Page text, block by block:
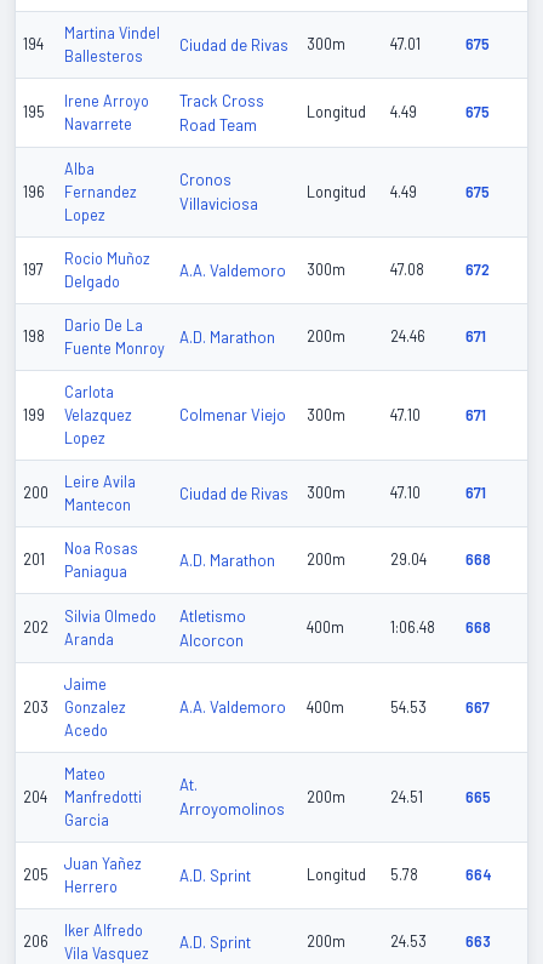
194
Martina Vindel
Ballesteros
Ciudad de Rivas 300m 47.01 675
195
Irene Arroyo
Navarrete
Track Cross
Road Team
Longitud 4.49 675
196
Alba
Fernandez
Lopez
Cronos
Villaviciosa
Longitud 4.49 675
197
Rocio Muñoz
Delgado
A.A. Valdemoro 300m 47.08 672
198
Dario De La
Fuente Monroy
A.D. Marathon 200m 24.46 671
199
Carlota
Velazquez
Lopez
Colmenar Viejo 300m 47.10 671
200
Leire Avila
Mantecon
Ciudad de Rivas 300m 47.10 671
201
Noa Rosas
Paniagua
A.D. Marathon 200m 29.04 668
202
Silvia Olmedo
Aranda
Atletismo
Alcorcon
400m 1:06.48 668
203
Jaime
Gonzalez
Acedo
A.A. Valdemoro 400m 54.53 667
204
Mateo
Manfredotti
Garcia
At.
Arroyomolinos
200m 24.51 665
205
Juan Yañez
Herrero
A.D. Sprint Longitud 5.78 664
206
Iker Alfredo
Vila Vasquez
A.D. Sprint 200m 24.53 663